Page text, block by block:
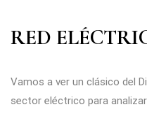
RED
Vamos a ver un clásico del
sector eléctrico para